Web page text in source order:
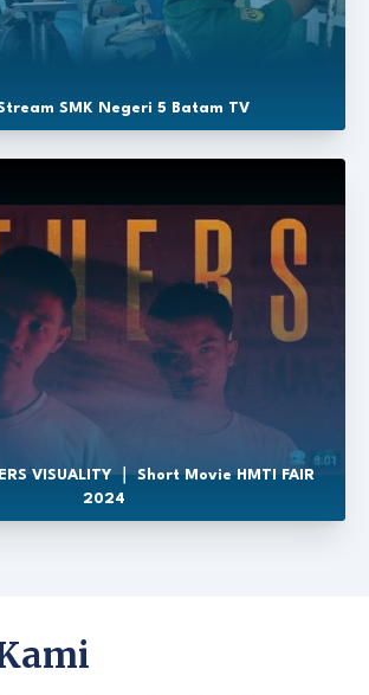
SMK Negeri 5 Batam TV
VISUALITY ｜ Short Movie HMTI FAIR
2024